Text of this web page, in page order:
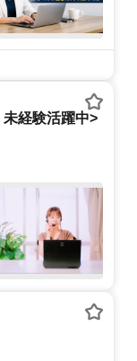
未経験活躍中>